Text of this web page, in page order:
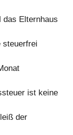
das Elternhaus
steuerfrei
ist keine
der